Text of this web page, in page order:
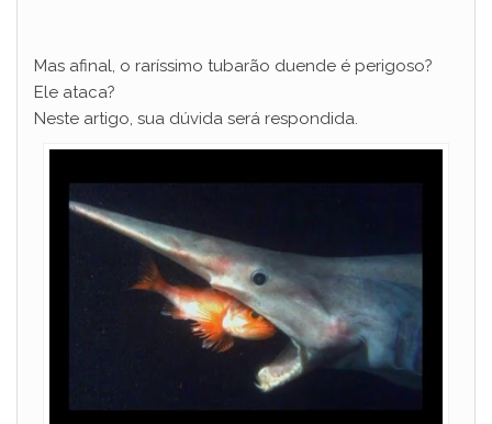
Mas afinal, o raríssimo tubarão duende é perigoso?
Ele ataca?
Neste artigo, sua dúvida será respondida.